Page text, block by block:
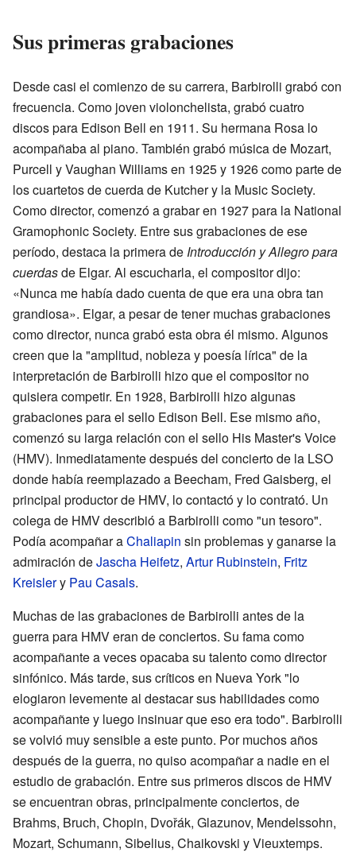
Sus primeras grabaciones
Desde casi el comienzo de su carrera, Barbirolli grabó con
frecuencia. Como joven violonchelista, grabó cuatro
discos para Edison Bell en 1911. Su hermana Rosa lo
acompañaba al piano. También grabó música de Mozart,
Purcell y Vaughan Williams en 1925 y 1926 como parte de
los cuartetos de cuerda de Kutcher y la Music Society.
Como director, comenzó a grabar en 1927 para la National
Gramophonic Society. Entre sus grabaciones de ese
período, destaca la primera de Introducción y Allegro para
cuerdasde Elgar. Al escucharla, el compositor dijo:
«Nunca me había dado cuenta de que era una obra tan
grandiosa». Elgar, a pesar de tener muchas grabaciones
como director, nunca grabó esta obra él mismo. Algunos
creen que la "amplitud, nobleza y poesía lírica" de la
interpretación de Barbirolli hizo que el compositor no
quisiera competir. En 1928, Barbirolli hizo algunas
grabaciones para el sello Edison Bell. Ese mismo año,
comenzó su larga relación con el sello His Master's Voice
(HMV). Inmediatamente después del concierto de la LSO
donde había reemplazado a Beecham, Fred Gaisberg, el
principal productor de HMV, lo contactó y lo contrató. Un
colega de HMV describió a Barbirolli como "un tesoro".
Podía acompañar aChaliapin sin problemas y ganarse la
admiración deJascha Heifetz, Artur Rubinstein, Fritz
Kreislery Pau Casals.
Muchas de las grabaciones de Barbirolli antes de la
guerra para HMV eran de conciertos. Su fama como
acompañante a veces opacaba su talento como director
sinfónico. Más tarde, sus críticos en Nueva York "lo
elogiaron levemente al destacar sus habilidades como
acompañante y luego insinuar que eso era todo". Barbirolli
se volvió muy sensible a este punto. Por muchos años
después de la guerra, no quiso acompañar a nadie en el
estudio de grabación. Entre sus primeros discos de HMV
se encuentran obras, principalmente conciertos, de
Brahms, Bruch, Chopin, Dvořák, Glazunov, Mendelssohn,
Mozart, Schumann, Sibelius, Chaikovski y Vieuxtemps.